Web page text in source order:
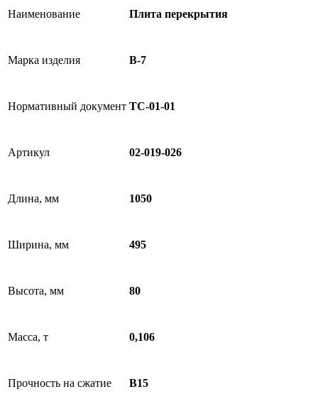
Наименование Плита перекрытия
Марка изделия В-7
Нормативный документ ТС-01-01
Артикул 02-019-026
Длина, мм 1050
Ширина, мм 495
Высота, мм 80
Масса, т 0,106
Прочность на сжатие B15